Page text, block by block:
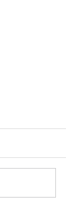
サロン
す。 現在
の端末